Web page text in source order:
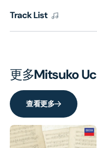
Track List
更多Mitsuko
查看更多